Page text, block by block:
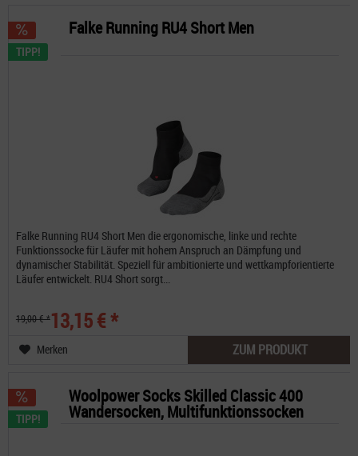
TIPP!
Falke Running RU4 Short Men die ergonomische, linke und rechte
Funktionssocke für Läufer mit hohem Anspruch an Dämpfung und
dynamischer Stabilität. Speziell für ambitionierte und wettkampforientierte
Läufer entwickelt. RU4 Short sorgt...
13,15 € *
19,00 € *
Falke Running RU4 Short Men
Merken ZUM PRODUKT
TIPP!
Woolpower Socks Skilled Classic 400
Wandersocken, Multifunktionssocken